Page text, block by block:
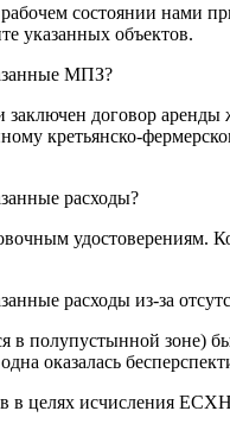
состоянии нами
указанных объектов.
МПЗ?
договор
кретьянско-
расходы?
удостоверениям.
расходы из-за
в полупустынной зоне)
оказалась
в целях исчисления